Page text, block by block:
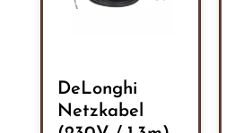
DeLonghi
Netzkabel